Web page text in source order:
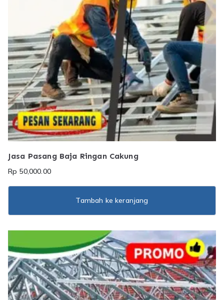
Jasa Pasang Baja Ringan Cakung
Rp 50,000.00
Tambah ke keranjang